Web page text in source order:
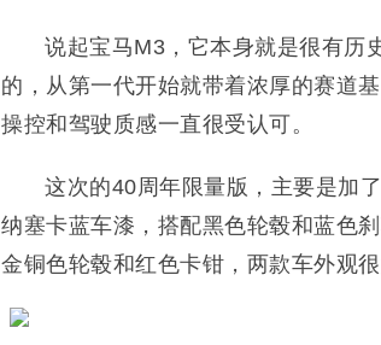
说起宝马M3，它本身就是很有历
的，从第一代开始就带着浓厚的赛道
操控和驾驶质感一直很受认可。
这次的40周年限量版，主要是加
纳塞卡蓝车漆，搭配黑色轮毂和蓝色
金铜色轮毂和红色卡钳，两款车外观很